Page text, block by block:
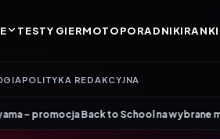
TESTY GIERMOTOPORADNIKI
POLITYKA REDAKCYJNA
to School na wybrane monitory•Patriot